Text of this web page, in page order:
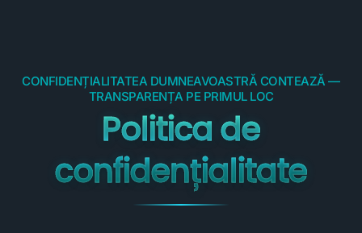
CONFIDENȚIALITATEA DUMNEAVOASTRĂ CONTEAZĂ —
TRANSPARENȚA PE PRIMUL LOC
Politica de
confidențialitate